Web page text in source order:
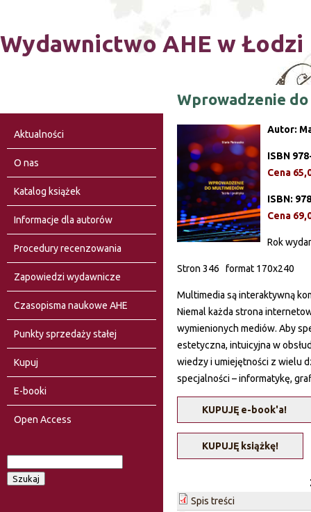
Wydawnictwo AHE w Łodzi
Wprowadzenie
Autor:
ISBN
Cena
ISBN:
Cena
Rok
Stron 346 format 170x240
Multimedia są interaktywną
Niemal każda strona
wymienionych mediów. Aby
estetyczna, intuicyjna w
wiedzy i umiejętności z wielu
specjalności – informatykę,
KUPUJĘ e-book'a!
KUPUJĘ książkę!
Spis treści
Aktualności
O nas
Katalog książek
Informacje dla autorów
Procedury recenzowania
Zapowiedzi wydawnicze
Czasopisma naukowe AHE
Punkty sprzedaży stałej
Kupuj
E-booki
Open Access
F